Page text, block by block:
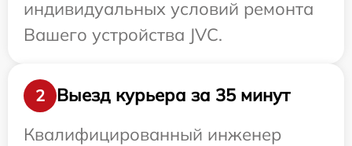
индивидуальных условий ремонта
Вашего устройства JVC.
2
Выезд курьера за 35 минут
Квалифицированный инженер